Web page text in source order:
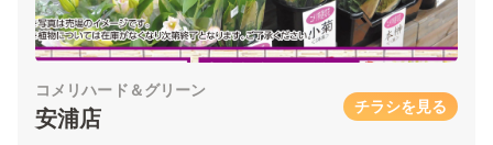
コメリハード＆グリーン
安浦店 チラシを見る